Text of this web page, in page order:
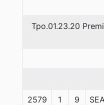
Tpo.01.23.20
2579 1 9